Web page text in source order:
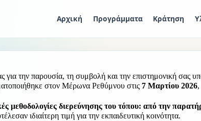
Αρχική Προγράμματα Κράτηση
την παρουσία, τη συμβολή και την επιστημονική σας
στον Μέρωνα Ρεθύμνου στις 7 Μαρτίου 2026
μεθοδολογίες διερεύνησης του τόπου: από την
ιδιαίτερη τιμή για την εκπαιδευτική κοινότητα.